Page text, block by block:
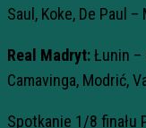
Saul, Koke, De Paul
Real Madryt:Łunin –
Camavinga, Modrić,
Spotkanie 1/8 finału